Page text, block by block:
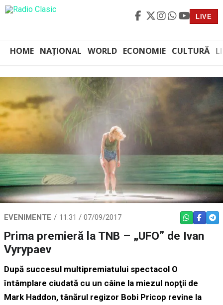
LIVE
HOME NAȚIONAL WORLD ECONOMIE CULTURĂ
EVENIMENTE 11:31 / 07/09/2017 WHATSAPP
Prima premieră la TNB – „UFO” de Ivan
Vyrypaev
După succesul multipremiatului spectacol O
întâmplare ciudată cu un câine la miezul nopţii de
Mark Haddon, tânărul regizor Bobi Pricop revine la